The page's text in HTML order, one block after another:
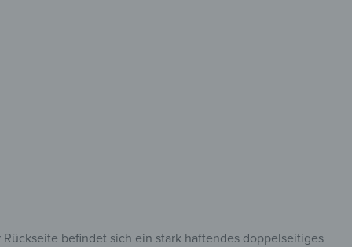
befindet sich ein stark haftendes doppelseitiges